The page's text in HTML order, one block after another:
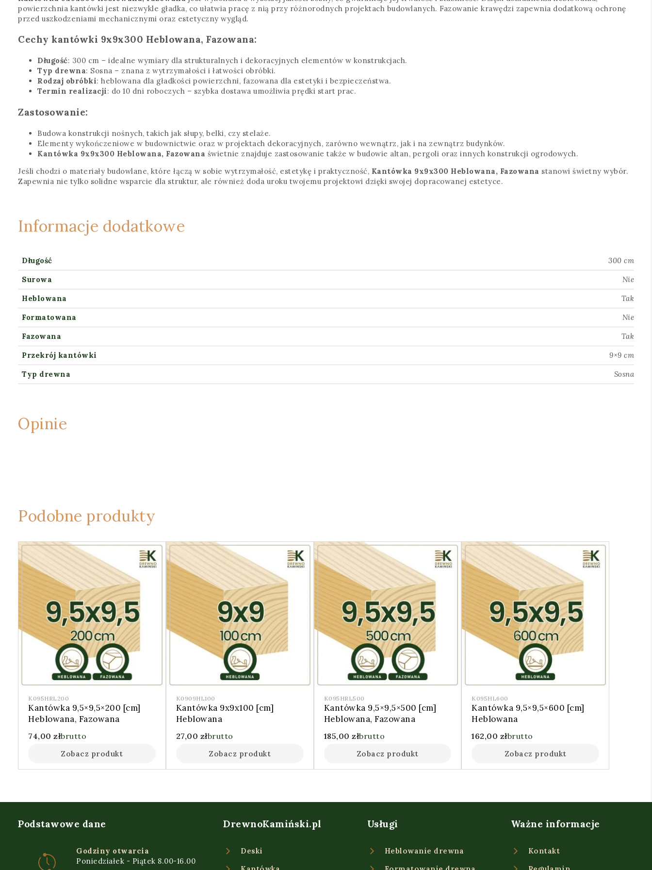
powierzchnia kantówki jest niezwykle gładka, co ułatwia pracę z nią przy różnorodnych projektach budowlanych. Fazowanie krawędzi zapewnia dodatkową ochronę
przed uszkodzeniami mechanicznymi oraz estetyczny wygląd.
Cechy kantówki 9x9x300 Heblowana, Fazowana:
Długość: 300 cm – idealne wymiary dla strukturalnych i dekoracyjnych elementów w konstrukcjach.
Typ drewna: Sosna – znana z wytrzymałości i łatwości obróbki.
Rodzaj obróbki: heblowana dla gładkości powierzchni, fazowana dla estetyki i bezpieczeństwa.
Termin realizacji: do 10 dni roboczych – szybka dostawa umożliwia prędki start prac.
Zastosowanie:
Budowa konstrukcji nośnych, takich jak słupy, belki, czy stelaże.
Elementy wykończeniowe w budownictwie oraz w projektach dekoracyjnych, zarówno wewnątrz, jak i na zewnątrz budynków.
Kantówka 9x9x300 Heblowana, Fazowana świetnie znajduje zastosowanie także w budowie altan, pergoli oraz innych konstrukcji ogrodowych.
Jeśli chodzi o materiały budowlane, które łączą w sobie wytrzymałość, estetykę i praktyczność, Kantówka 9x9x300 Heblowana, Fazowana stanowi świetny wybór.
Zapewnia nie tylko solidne wsparcie dla struktur, ale również doda uroku twojemu projektowi dzięki swojej dopracowanej estetyce.
Informacje dodatkowe
Długość 300 cm
Surowa Nie
Heblowana Tak
Formatowana Nie
Fazowana Tak
Przekrój kantówki 9×9 cm
Typ drewna Sosna
Opinie
Podobne produkty
K095HRL200
Kantówka 9,5×9,5×200 [cm]
Heblowana, Fazowana
74,00 złbrutto
Zobacz produkt
K0909HL100
Kantówka 9x9x100 [cm]
Heblowana
27,00 złbrutto
Zobacz produkt
K095HRL500
Kantówka 9,5×9,5×500 [cm]
Heblowana, Fazowana
185,00złbrutto
Zobacz produkt
K095HL600
Kantówka 9,5×9,5×600 [cm]
Heblowana
162,00 złbrutto
Zobacz produkt
Podstawowe dane
Godziny otwarcia
Poniedziałek - Piątek 8.00-16.00
DrewnoKamiński.pl
Deski
Usługi
Heblowanie drewna
Ważne informacje
Kontakt